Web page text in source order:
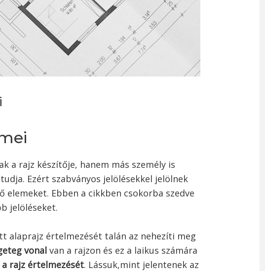
a rajz készítője, hanem más személy is
Ezért szabványos jelölésekkel jelölnek
elemeket. Ebben a cikkben csokorba szedve
jelöléseket.
alaprajz értelmezését talán az nehezíti meg
vonal van a rajzon és ez a laikus számára
rajz értelmezését. Lássuk,mint jelentenek az